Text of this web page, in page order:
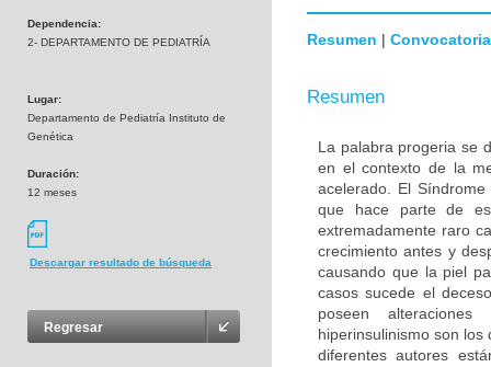
Dependencia:
2- DEPARTAMENTO DE PEDIATRÍA
Lugar:
Departamento de Pediatría Instituto de
Genética
Duración:
12 meses
Descargar resultado de búsqueda
Regresar
Resumen | Convocatoria
Resumen
La palabra progeria se
en el contexto de la
acelerado. El
que hace parte de
extremadamente raro
crecimiento antes y
causando que la piel
casos sucede el
poseen alteraciones
hiperinsulinismo son
diferentes autores